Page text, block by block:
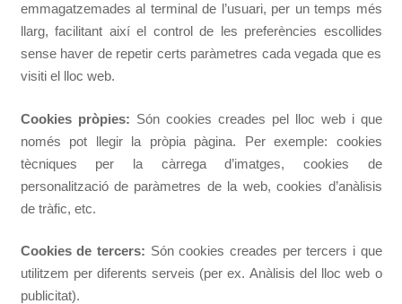
emmagatzemades al terminal de l’usuari, per un temps més
llarg, facilitant així el control de les preferències escollides
sense haver de repetir certs paràmetres cada vegada que es
visiti el lloc web.
Cookies pròpies: Són cookies creades pel lloc web i que
només pot llegir la pròpia pàgina. Per exemple: cookies
tècniques per la càrrega d’imatges, cookies de
personalització de paràmetres de la web, cookies d’anàlisis
de tràfic, etc.
Cookies de tercers: Són cookies creades per tercers i que
utilitzem per diferents serveis (per ex. Anàlisis del lloc web o
publicitat).